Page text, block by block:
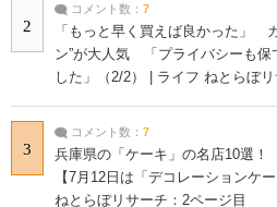
2
コメント数： 7
「もっと早く買えば良かった」
ン”が大人気 「プライバシーも保
した」（2/2） | ライフ ねとらぼ
3
コメント数： 7
兵庫県の「ケーキ」の名店10選
【7月12日は「デコレーションケ
ねとらぼリサーチ：2ページ目